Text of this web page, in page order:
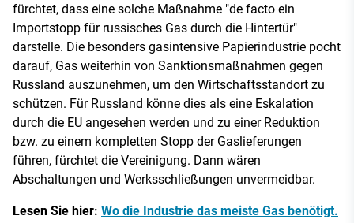
fürchtet, dass eine solche Maßnahme "de facto ein
Importstopp für russisches Gas durch die Hintertür"
darstelle. Die besonders gasintensive Papierindustrie pocht
darauf, Gas weiterhin von Sanktionsmaßnahmen gegen
Russland auszunehmen, um den Wirtschaftsstandort zu
schützen. Für Russland könne dies als eine Eskalation
durch die EU angesehen werden und zu einer Reduktion
bzw. zu einem kompletten Stopp der Gaslieferungen
führen, fürchtet die Vereinigung. Dann wären
Abschaltungen und Werksschließungen unvermeidbar.
Lesen Sie hier: Wo die Industrie das meiste Gas benötigt.